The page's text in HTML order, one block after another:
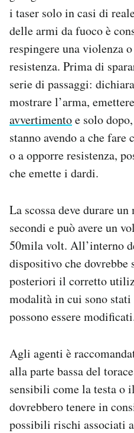
i taser solo in casi di
delle armi da fuoco è
respingere una violenza
resistenza. Prima di
serie di passaggi:
mostrare l’arma, emettere
avvertimentoe solo
stanno avendo a che fare
o a opporre resistenza,
che emette i dardi.
La scossa deve durare
secondi e può avere un
50mila volt. All’interno
dispositivo che dovrebbe
posteriori il corretto
modalità in cui sono
possono essere
Agli agenti è
alla parte bassa del
sensibili come la testa o
dovrebbero tenere in
possibili rischi associati